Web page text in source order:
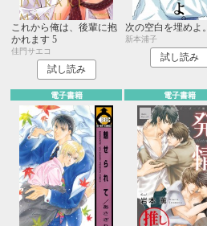
これから俺は、後輩に抱
かれます 5
佳門サエコ
試し読み
次の空白を埋めよ。
新本浦子
試し読み
電子書籍 電子書籍